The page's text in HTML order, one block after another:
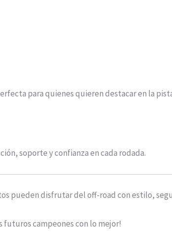
para quienes quieren destacar en la
soporte y confianza en cada rodada.
pueden disfrutar del off-road con estilo,
futuros campeones con lo mejor!